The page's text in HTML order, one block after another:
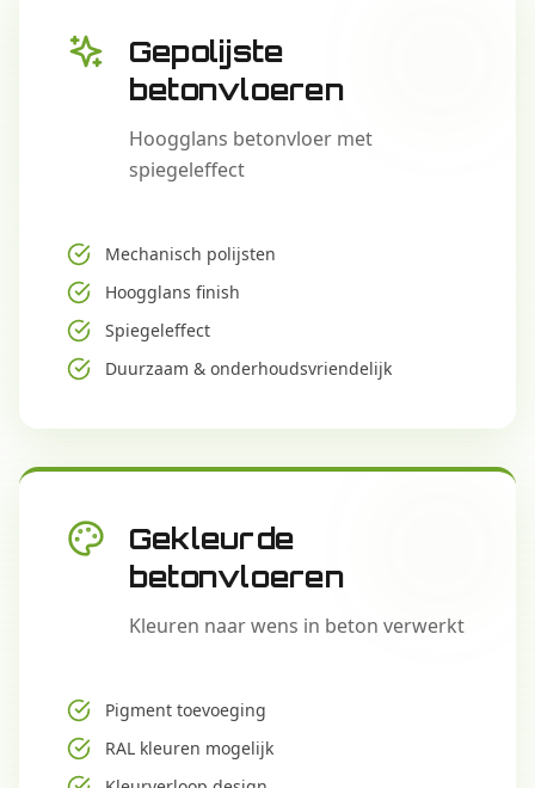
Gepolijste
betonvloeren
Hoogglans betonvloer met
spiegeleffect
Mechanisch polijsten
Hoogglans finish
Spiegeleffect
Duurzaam & onderhoudsvriendelijk
Gekleurde
betonvloeren
Kleuren naar wens in beton verwerkt
Pigment toevoeging
RAL kleuren mogelijk